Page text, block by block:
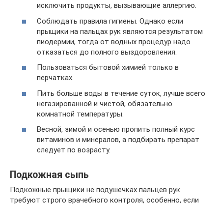
исключить продукты, вызывающие аллергию.
Соблюдать правила гигиены. Однако если
прыщики на пальцах рук являются результатом
пиодермии, тогда от водных процедур надо
отказаться до полного выздоровления.
Пользоваться бытовой химией только в
перчатках.
Пить больше воды в течение суток, лучше всего
негазированной и чистой, обязательно
комнатной температуры.
Весной, зимой и осенью пропить полный курс
витаминов и минералов, а подбирать препарат
следует по возрасту.
Подкожная сыпь
Подкожные прыщики не подушечках пальцев рук
требуют строго врачебного контроля, особенно, если